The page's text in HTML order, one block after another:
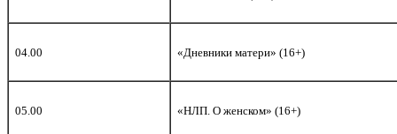
04.00 «Дневники матери» (16+)
05.00 «НЛП. О женском» (16+)